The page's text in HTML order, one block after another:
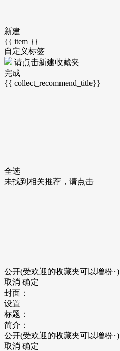
新建
{{ item }}
自定义标签
请点击新建收藏夹
完成
{{ collect_recommend_title}}
全选
未找到相关推荐，请点击
公开(受欢迎的收藏夹可以增粉~)
取消 确定
封面：
设置
标题：
简介：
公开(受欢迎的收藏夹可以增粉~)
取消 确定